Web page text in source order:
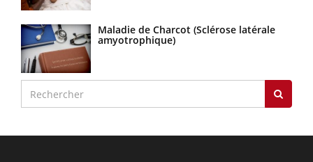
Maladie de Charcot (Sclérose latérale
amyotrophique)